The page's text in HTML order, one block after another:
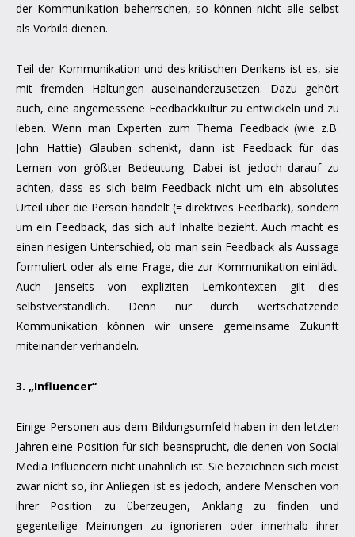
der Kommunikation beherrschen, so können nicht alle selbst
als Vorbild dienen.
Teil der Kommunikation und des kritischen Denkens ist es, sie
mit fremden Haltungen auseinanderzusetzen. Dazu gehört
auch, eine angemessene Feedbackkultur zu entwickeln und zu
leben. Wenn man Experten zum Thema Feedback (wie z.B.
John Hattie) Glauben schenkt, dann ist Feedback für das
Lernen von größter Bedeutung. Dabei ist jedoch darauf zu
achten, dass es sich beim Feedback nicht um ein absolutes
Urteil über die Person handelt (= direktives Feedback), sondern
um ein Feedback, das sich auf Inhalte bezieht. Auch macht es
einen riesigen Unterschied, ob man sein Feedback als Aussage
formuliert oder als eine Frage, die zur Kommunikation einlädt.
Auch jenseits von expliziten Lernkontexten gilt dies
selbstverständlich. Denn nur durch wertschätzende
Kommunikation können wir unsere gemeinsame Zukunft
miteinander verhandeln.
3. „Influencer“
Einige Personen aus dem Bildungsumfeld haben in den letzten
Jahren eine Position für sich beansprucht, die denen von Social
Media Influencern nicht unähnlich ist. Sie bezeichnen sich meist
zwar nicht so, ihr Anliegen ist es jedoch, andere Menschen von
ihrer Position zu überzeugen, Anklang zu finden und
gegenteilige Meinungen zu ignorieren oder innerhalb ihrer